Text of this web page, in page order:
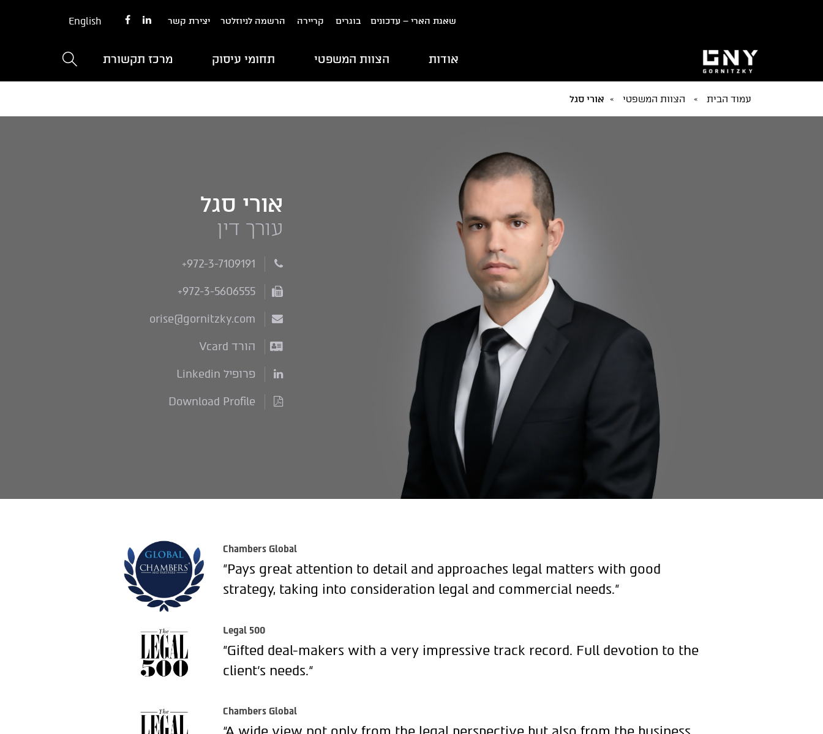
שאגת הארי – עדכונים בוגרים קריירה הרשמה לניוזלטר יצירת קשר English
אודות הצוות המשפטי תחומי עיסוק מרכז תקשורת
עמוד הבית » הצוות המשפטי » אורי סגל
אורי סגל
עורך דין
+972-3-7109191
+972-3-5606555
orise@gornitzky.com
הורד Vcard
פרופיל Linkedin
Download Profile
Chambers Global
"Pays great attention to detail and approaches legal matters with good
strategy, taking into consideration legal and commercial needs."
Legal 500
"Gifted deal-makers with a very impressive track record. Full devotion to the
client’s needs.“
Chambers Global